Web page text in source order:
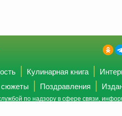
Кулинарная книга
сюжеты Поздравления
по надзору в сфере связи,